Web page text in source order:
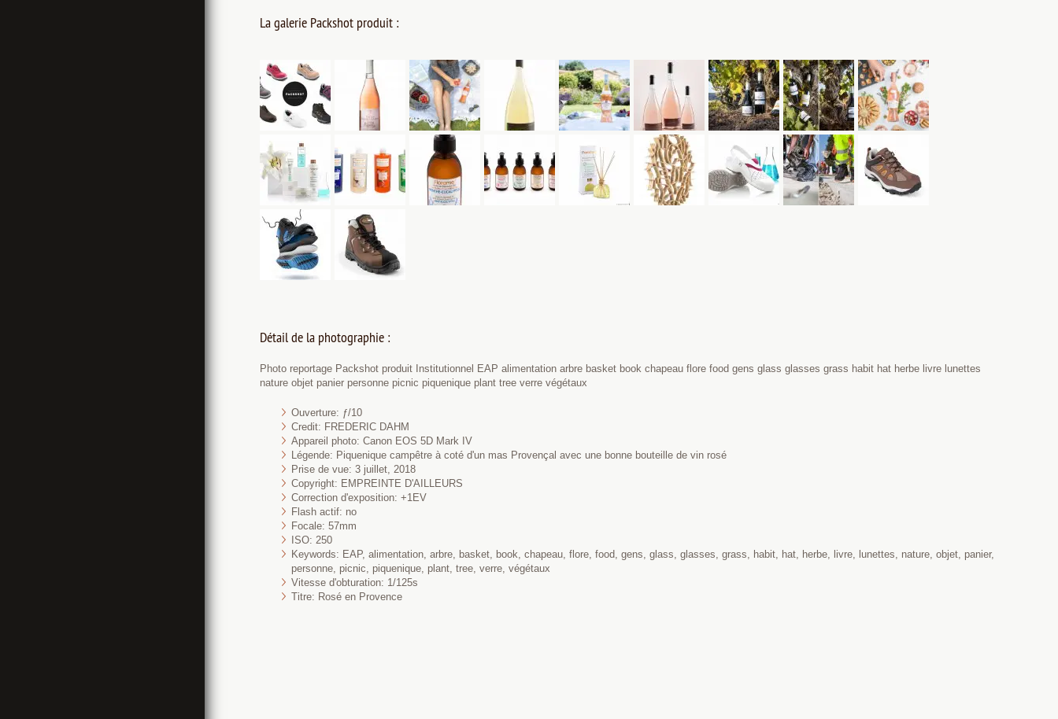
La galerie Packshot produit :
Détail de la photographie :
Photo reportage Packshot produit Institutionnel EAP alimentation arbre basket book chapeau flore food gens glass glasses grass habit hat herbe livre lunettes
nature objet panier personne picnic piquenique plant tree verre végétaux
Ouverture: ƒ/10
Credit: FREDERIC DAHM
Appareil photo: Canon EOS 5D Mark IV
Légende: Piquenique campêtre à coté d'un mas Provençal avec une bonne bouteille de vin rosé
Prise de vue: 3 juillet, 2018
Copyright: EMPREINTE D'AILLEURS
Correction d'exposition: +1EV
Flash actif: no
Focale: 57mm
ISO: 250
Keywords: EAP, alimentation, arbre, basket, book, chapeau, flore, food, gens, glass, glasses, grass, habit, hat, herbe, livre, lunettes, nature, objet, panier,
personne, picnic, piquenique, plant, tree, verre, végétaux
Vitesse d'obturation: 1/125s
Titre: Rosé en Provence